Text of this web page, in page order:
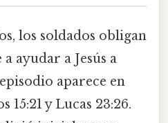
los soldados obligan
a ayudar a Jesús a
aparece en
15:21 y Lucas 23:26.